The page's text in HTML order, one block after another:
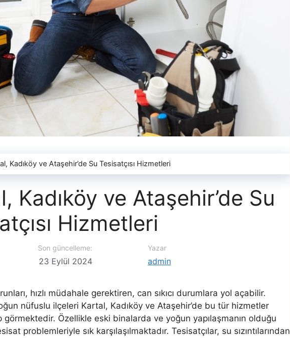
Kadıköy ve Ataşehir’de Su Tesisatçısı Hizmetleri
Kadıköy ve Ataşehir’de Su
Hizmetleri
Son güncelleme:
23 Eylül 2024
Yazar
admin
hızlı müdahale gerektiren, can sıkıcı durumlara yol açabilir.
nüfuslu ilçeleri Kartal, Kadıköy ve Ataşehir’de bu tür hizmetler
görmektedir. Özellikle eski binalarda ve yoğun yapılaşmanın olduğu
problemleriyle sık karşılaşılmaktadır. Tesisatçılar, su sızıntılarından